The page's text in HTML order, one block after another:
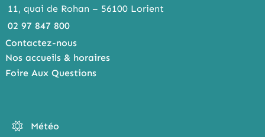
11, quai de Rohan – 56100 Lorient
02 97 847 800
Contactez-nous
Nos accueils & horaires
Foire Aux Questions
Météo